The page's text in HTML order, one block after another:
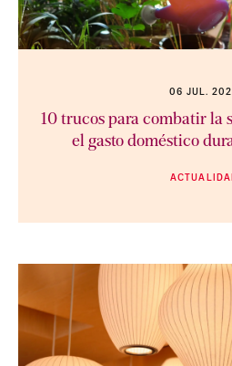
06 JUL.
10 trucos para combatir la
el gasto doméstico